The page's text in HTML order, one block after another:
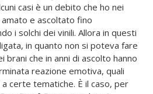
casi è un debito che ho nei
e ascoltato fino
i solchi dei vinili. Allora in questi
in quanto non si poteva fare
che in anni di ascolto hanno
reazione emotiva, quali
certe tematiche. È il caso, per